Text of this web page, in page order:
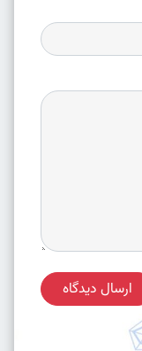
ارسال دیدگاه